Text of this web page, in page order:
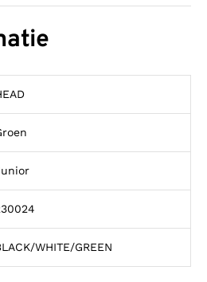
WHITE/GREEN